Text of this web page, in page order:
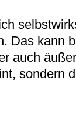
Das kann
auch
sondern